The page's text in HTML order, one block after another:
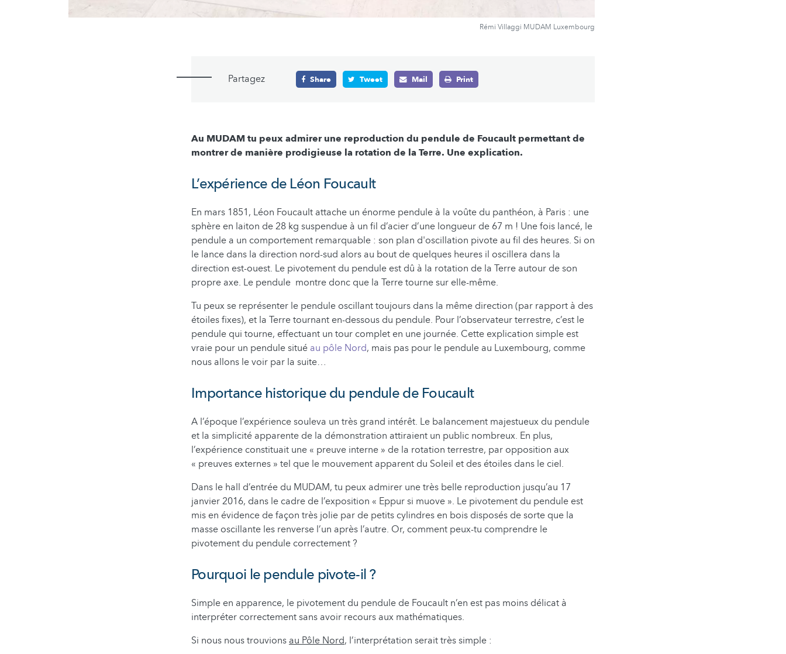
Rémi Villaggi MUDAM Luxembourg
Partagez Share Tweet Mail Print
Au MUDAM tu peux admirer une reproduction du pendule de Foucault permettant de
montrer de manière prodigieuse la rotation de la Terre. Une explication.
L’expérience de Léon Foucault
En mars 1851, Léon Foucault attache un énorme pendule à la voûte du panthéon, à Paris : une
sphère en laiton de 28 kg suspendue à un fil d’acier d’une longueur de 67 m ! Une fois lancé, le
pendule a un comportement remarquable : son plan d'oscillation pivote au fil des heures. Si on
le lance dans la direction nord-sud alors au bout de quelques heures il oscillera dans la
direction est-ouest. Le pivotement du pendule est dû à la rotation de la Terre autour de son
propre axe. Le pendule montre donc que la Terre tourne sur elle-même.
Tu peux se représenter le pendule oscillant toujours dans la même direction (par rapport à des
étoiles fixes), et la Terre tournant en-dessous du pendule. Pour l’observateur terrestre, c’est le
pendule qui tourne, effectuant un tour complet en une journée. Cette explication simple est
vraie pour un pendule situé au pôle Nord, mais pas pour le pendule au Luxembourg, comme
nous allons le voir par la suite…
Importance historique du pendule de Foucault
A l’époque l’expérience souleva un très grand intérêt. Le balancement majestueux du pendule
et la simplicité apparente de la démonstration attiraient un public nombreux. En plus,
l’expérience constituait une « preuve interne » de la rotation terrestre, par opposition aux
« preuves externes » tel que le mouvement apparent du Soleil et des étoiles dans le ciel.
Dans le hall d’entrée du MUDAM, tu peux admirer une très belle reproduction jusqu’au 17
janvier 2016, dans le cadre de l’exposition « Eppur si muove ». Le pivotement du pendule est
mis en évidence de façon très jolie par de petits cylindres en bois disposés de sorte que la
masse oscillante les renverse l’un après l’autre. Or, comment peux-tu comprendre le
pivotement du pendule correctement ?
Pourquoi le pendule pivote-il ?
Simple en apparence, le pivotement du pendule de Foucault n’en est pas moins délicat à
interpréter correctement sans avoir recours aux mathématiques.
Si nous nous trouvions au Pôle Nord, l’interprétation serait très simple :